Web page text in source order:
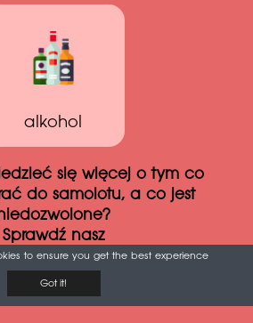
alkohol
się więcej o tym co
do samolotu, a co jest
Sprawdź nasz
podróży samolotem
to ensure you get the best experience
Got it!